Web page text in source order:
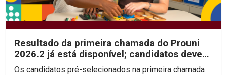
Resultado da primeira chamada do Prouni
2026.2 já está disponível; candidatos devem
enviar...
Os candidatos pré-selecionados na primeira chamada